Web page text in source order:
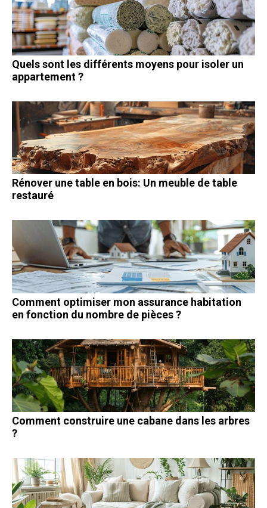
Quels sont les différents moyens pour isoler un
appartement ?
Rénover une table en bois: Un meuble de table
restauré
Comment optimiser mon assurance habitation
en fonction du nombre de pièces ?
Comment construire une cabane dans les arbres
?